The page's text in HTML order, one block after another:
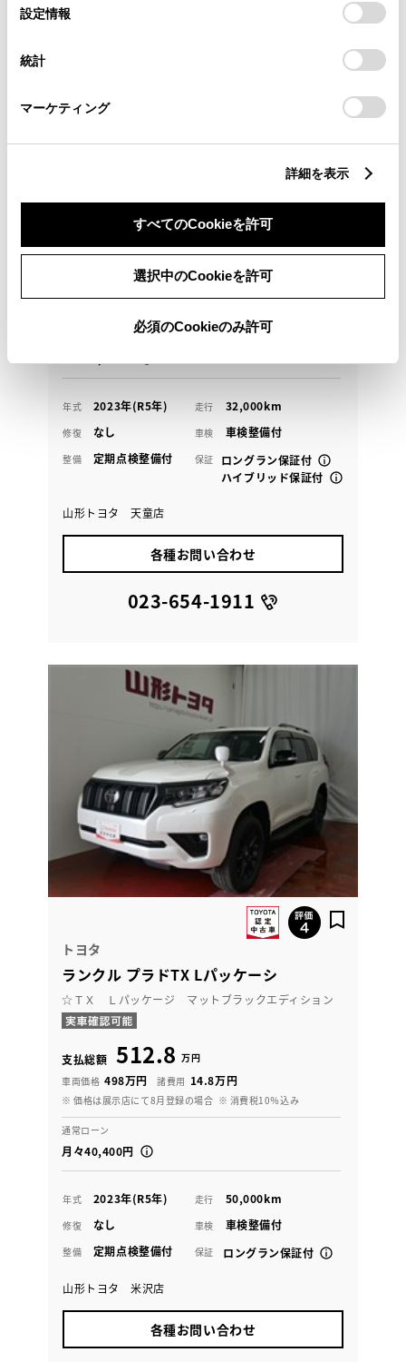
デバイスにすべてのCookie(クッキー)が保存されることに同
意したことになります。Cookie(クッキー)のオプトアウト、
設定の変更、同意を撤回したりするにあたっては、当社の
「Cookie（クッキー）情報の取り扱いについて
」をご覧くだ
設定情報
統計
マーケティング
詳細を表示
すべてのCookieを許可
選択中のCookieを許可
必須のCookieのみ許可
トヨタ
です。
511.5
498万円 13.5万円
年式 2023年(R5年) 走行 32,000km
修復 なし 車検 車検整備付
整備 定期点検整備付 保証
ロングラン保証付
ハイブリッド保証付
山形トヨタ 天童店
各種お問い合わせ
023-654-1911
トヨタ
ランクル プラドTX Lパッケーシ
☆ＴＸ Ｌパッケージ マットブラックエディション
支払総額 512.8 万円
車両価格 498万円 諸費用 14.8万円
※ 価格は展示店にて8月登録の場合 ※ 消費税10％込み
通常ローン
月々40,400円
年式 2023年(R5年) 走行 50,000km
修復 なし 車検 車検整備付
整備 定期点検整備付 保証 ロングラン保証付
山形トヨタ 米沢店
各種お問い合わせ